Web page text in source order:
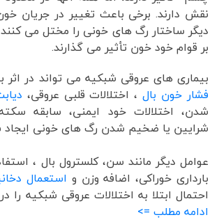
نقش دارند. برخی باعث تغییر در جریان
دیگر ساختار رگ های خونی را مختل می
بر قوام خود خون تأثیر می گذارند.
بیماری های عروقی شبکیه می تواند در اثر
فشار خون بال، اختلالات قلبی عروقی،
شدن، اختلالات خود ایمنی، سابقه
شرایین یا ضخیم شدن رگ های خونی ایجاد
عوامل دیگر مانند سن، کلسترول بال ،
بارداری خوراکی، اضافه وزن و استعمال
احتمال ابتلا به اختلالات عروقی شبکیه را
ادامه مطلب =>